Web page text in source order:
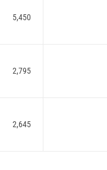
5,450
2,795
2,645